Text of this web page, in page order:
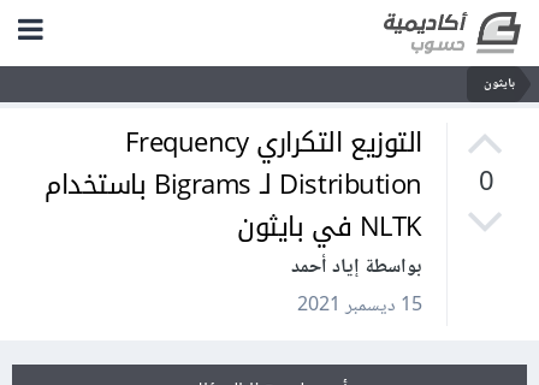
بايثون
0
التوزيع التكراري Frequency
Distribution لـ Bigrams باستخدام
NLTK في بايثون
بواسطة إياد أحمد
15 ديسمبر 2021